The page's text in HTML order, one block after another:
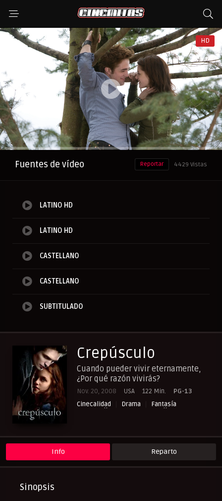
HD
Anuncio
Fuentes de vídeo 4429 Vistas
Reportar
LATINO HD
LATINO HD
CASTELLANO
CASTELLANO
SUBTITULADO
Crepúsculo
Cuando pueder vivir eternamente,
¿Por qué razón vivirás?
Nov. 20, 2008 USA 122 Min.
PG-13
Cinecalidad
Drama
Fantasía
NewPelis org
Paraveronline
Pelisflix
Pelishouse
Pelismart
Pelisplay
Pelispop
RepelisHD.TV
UltraPelisHD
Info Reparto
Sinopsis